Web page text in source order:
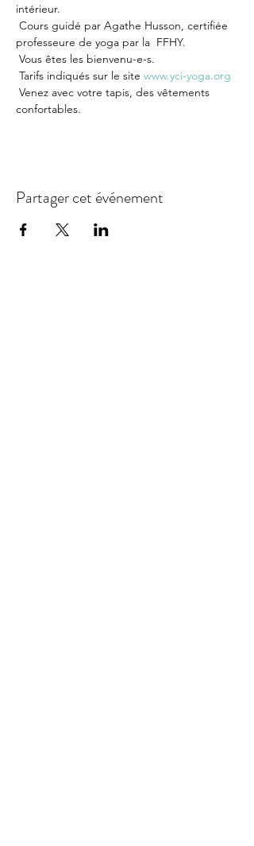
intérieur.
professeure de yoga par la  FFHY.
Tarifs indiqués sur le site www.yci-yoga.org
confortables.
Partager cet événement